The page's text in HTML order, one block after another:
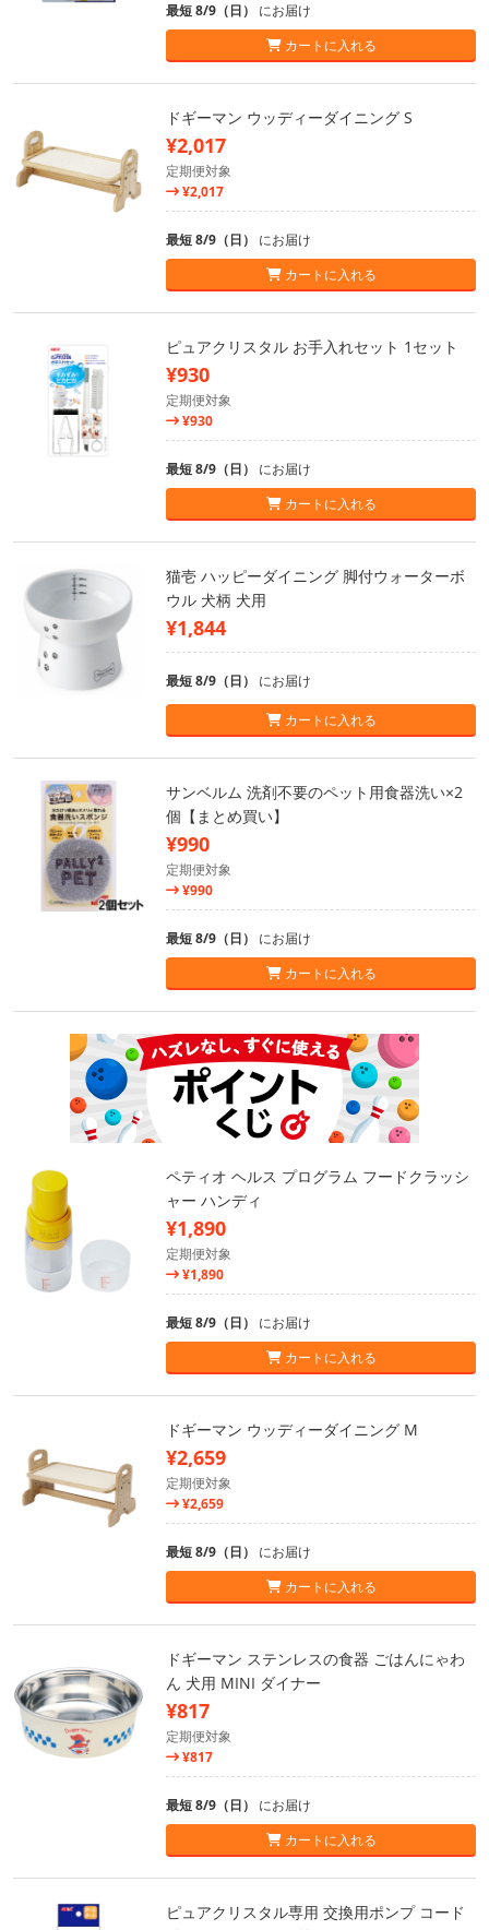
最短 8/9（日） にお届け
カートに入れる
ドギーマン ウッディーダイニング S
¥2,017
定期便対象
¥2,017
最短 8/9（日） にお届け
カートに入れる
ピュアクリスタル お手入れセット 1セット
¥930
定期便対象
¥930
最短 8/9（日） にお届け
カートに入れる
猫壱 ハッピーダイニング 脚付ウォーターボ
ウル 犬柄 犬用
¥1,844
最短 8/9（日） にお届け
カートに入れる
サンベルム 洗剤不要のペット用食器洗い×2
個【まとめ買い】
¥990
定期便対象
¥990
最短 8/9（日） にお届け
カートに入れる
ペティオ ヘルス プログラム フードクラッシ
ャー ハンディ
¥1,890
定期便対象
¥1,890
最短 8/9（日） にお届け
カートに入れる
ドギーマン ウッディーダイニング M
¥2,659
定期便対象
¥2,659
最短 8/9（日） にお届け
カートに入れる
ドギーマン ステンレスの食器 ごはんにゃわ
ん 犬用 MINI ダイナー
¥817
定期便対象
¥817
最短 8/9（日） にお届け
カートに入れる
ピュアクリスタル専用 交換用ポンプ コード